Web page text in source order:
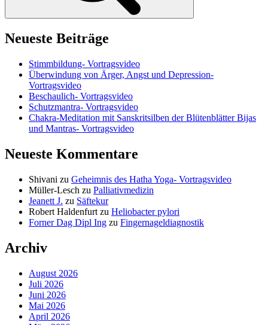
Neueste Beiträge
Stimmbildung- Vortragsvideo
Überwindung von Ärger, Angst und Depression-
Vortragsvideo
Beschaulich- Vortragsvideo
Schutzmantra- Vortragsvideo
Chakra-Meditation mit Sanskritsilben der Blütenblätter Bijas
und Mantras- Vortragsvideo
Neueste Kommentare
Shivani zu Geheimnis des Hatha Yoga- Vortragsvideo
Müller-Lesch zu Palliativmedizin
Jeanett J. zu Säftekur
Robert Haldenfurt zu Heliobacter pylori
Forner Dag Dipl Ing zu Fingernageldiagnostik
Archiv
August 2026
Juli 2026
Juni 2026
Mai 2026
April 2026